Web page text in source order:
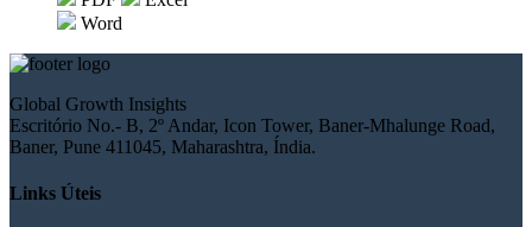
Word
Global Growth Insights
Escritório No.- B, 2º Andar, Icon Tower, Baner-Mhalunge Road,
Baner, Pune 411045, Maharashtra, Índia.
Links Úteis